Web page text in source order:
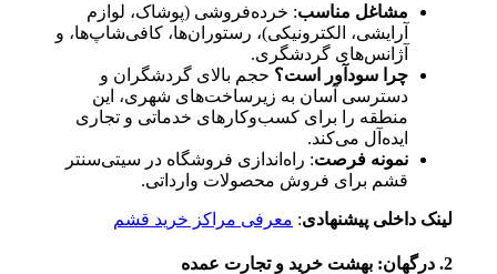
مشاغل مناسب: خرده‌فروشی (پوشاک، لوازم
آرایشی، الکترونیکی)، رستوران‌ها، کافی‌شاپ‌ها، و
آژانس‌های گردشگری.
چرا سودآور است؟ حجم بالای گردشگران و
دسترسی آسان به زیرساخت‌های شهری، این
منطقه را برای کسب‌وکارهای خدماتی و تجاری
ایده‌آل می‌کند.
نمونه فرصت: راه‌اندازی فروشگاه در سیتی‌سنتر
قشم برای فروش محصولات وارداتی.
لینک داخلی پیشنهادی: معرفی مراکز خرید قشم
2. درگهان: بهشت خرید و تجارت عمده